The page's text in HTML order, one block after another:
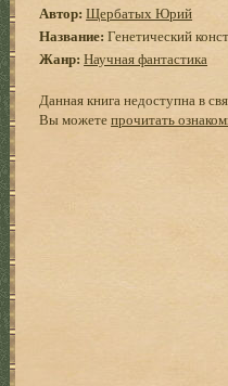
Автор: Щербатых Юрий
Название: Генетический
Жанр: Научная фантастика
Данная книга недоступна в
Вы можетепрочитать